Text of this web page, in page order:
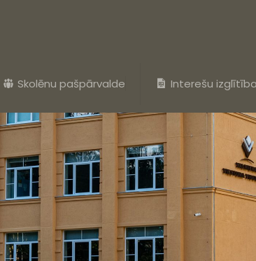
Skolēnu pašpārvalde Interešu izglītība